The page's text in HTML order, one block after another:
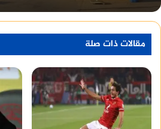
مقالات ذات صلة